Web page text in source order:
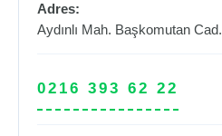
Adres:
Aydınlı Mah. Başkomutan Cad.
0216 393 62 22